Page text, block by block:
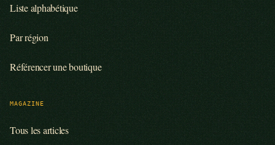
Liste alphabétique
Par région
Référencer une boutique
MAGAZINE
Tous les articles